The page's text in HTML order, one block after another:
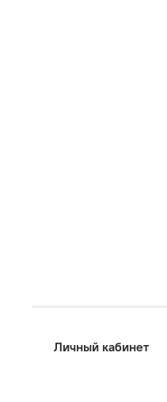
Личный кабинет